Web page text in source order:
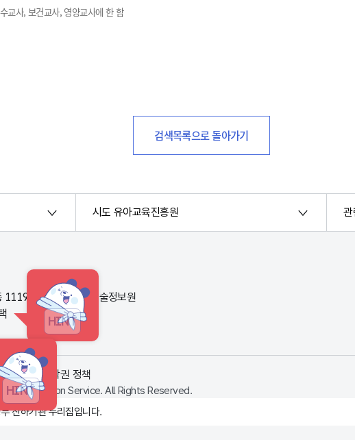
교사, 보건교사, 영양교사에 한 함
검색목록으로 돌아가기
시도 유아교육진흥원
번지) 한국교육학술정보원
HINT
HINT
다운로드저작권 정책
Information Service. All Rights Reserved.
산하기관 누리집입니다.